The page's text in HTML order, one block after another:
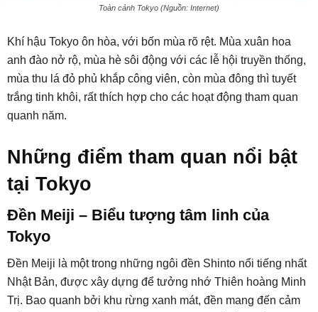
Toàn cảnh Tokyo (Nguồn: Internet)
Khí hậu Tokyo ôn hòa, với bốn mùa rõ rệt. Mùa xuân hoa
anh đào nở rộ, mùa hè sôi động với các lễ hội truyền thống,
mùa thu lá đỏ phủ khắp công viên, còn mùa đông thì tuyết
trắng tinh khôi, rất thích hợp cho các hoạt động tham quan
quanh năm.
Những điểm tham quan nổi bật
tại Tokyo
Đền Meiji – Biểu tượng tâm linh của
Tokyo
Đền Meiji là một trong những ngôi đền Shinto nổi tiếng nhất
Nhật Bản, được xây dựng để tưởng nhớ Thiên hoàng Minh
Trị. Bao quanh bởi khu rừng xanh mát, đền mang đến cảm